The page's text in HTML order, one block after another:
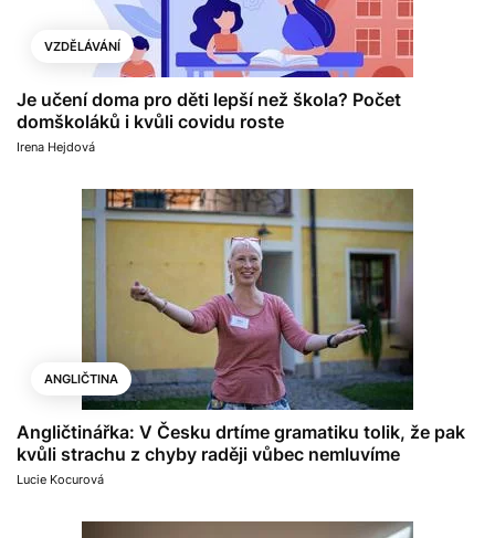
VZDĚLÁVÁNÍ
Je učení doma pro děti lepší než škola? Počet
domškoláků i kvůli covidu roste
Irena Hejdová
ANGLIČTINA
Angličtinářka: V Česku drtíme gramatiku tolik, že pak
kvůli strachu z chyby raději vůbec nemluvíme
Lucie Kocurová